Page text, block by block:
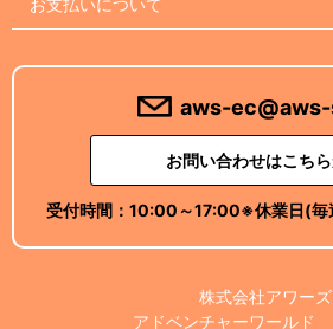
aws-
お問い合わせはこち
受付時間： 10:00～17:00※休業日(毎
株式会社アワーズ
アドベンチャーワールド